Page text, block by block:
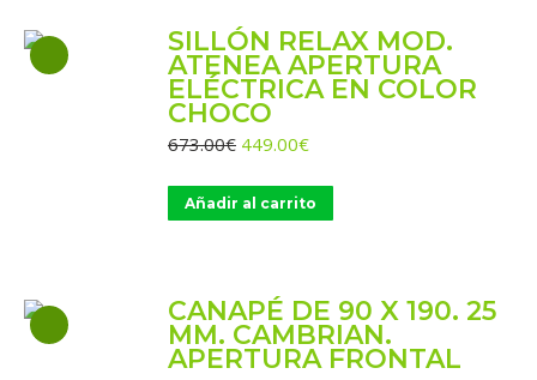
SILLÓN RELAX MOD.
ATENEA APERTURA
ELÉCTRICA EN COLOR
CHOCO
673.00€ El
original
era:
449.00€El
actual
es:
Añadir al carrito
CANAPÉ DE 90 X 190. 25
MM. CAMBRIAN.
APERTURA FRONTAL